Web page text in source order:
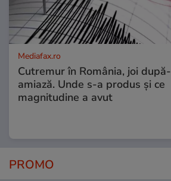
Mediafax.ro
Cutremur în România, joi după-
amiază. Unde s-a produs și ce
magnitudine a avut
PROMO